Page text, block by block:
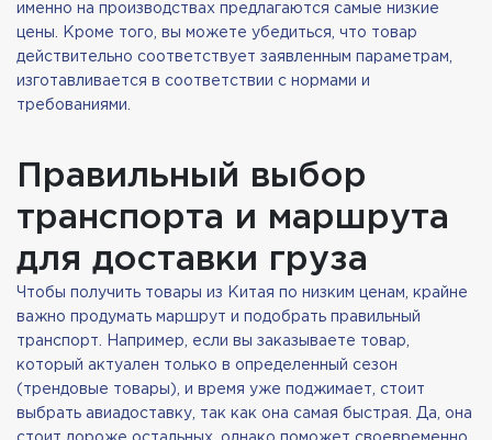
именно на производствах предлагаются самые низкие
цены. Кроме того, вы можете убедиться, что товар
действительно соответствует заявленным параметрам,
изготавливается в соответствии с нормами и
требованиями.
Правильный выбор
транспорта и маршрута
для доставки груза
Чтобы получить товары из Китая по низким ценам, крайне
важно продумать маршрут и подобрать правильный
транспорт. Например, если вы заказываете товар,
который актуален только в определенный сезон
(трендовые товары), и время уже поджимает, стоит
выбрать авиадоставку, так как она самая быстрая. Да, она